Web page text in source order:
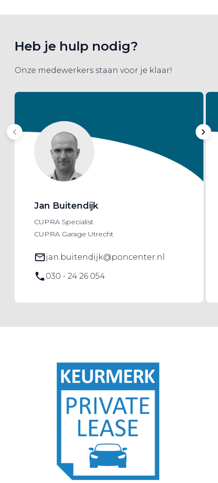
Heb je hulp nodig?
Onze medewerkers staan voor je klaar!
Jan Buitendijk
CUPRA Specialist
CUPRA Garage Utrecht
jan.buitendijk@poncenter.nl
030 - 24 26 054